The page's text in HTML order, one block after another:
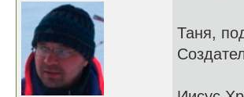
Таня,